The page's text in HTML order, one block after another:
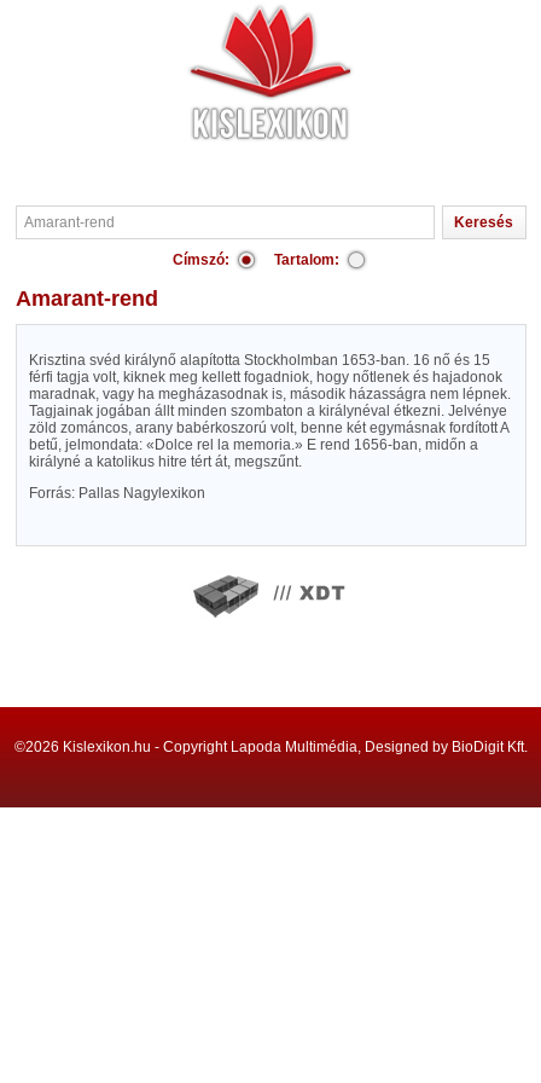
Címszó: Tartalom:
Amarant-rend
Krisztina svéd királynő alapította Stockholmban 1653-ban. 16 nő és 15
férfi tagja volt, kiknek meg kellett fogadniok, hogy nőtlenek és hajadonok
maradnak, vagy ha megházasodnak is, második házasságra nem lépnek.
Tagjainak jogában állt minden szombaton a királynéval étkezni. Jelvénye
zöld zománcos, arany babérkoszorú volt, benne két egymásnak fordított A
betű, jelmondata: «Dolce rel la memoria.» E rend 1656-ban, midőn a
királyné a katolikus hitre tért át, megszűnt.
Forrás: Pallas Nagylexikon
©2026 Kislexikon.hu - Copyright Lapoda Multimédia, Designed by BioDigit Kft.